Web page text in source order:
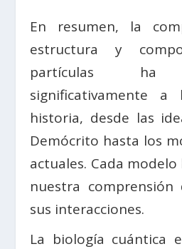
En resumen, la
estructura y
partículas ha
significativamente
historia, desde las
Demócrito hasta los
actuales. Cada
nuestra
sus interacciones.
La biología cuántica